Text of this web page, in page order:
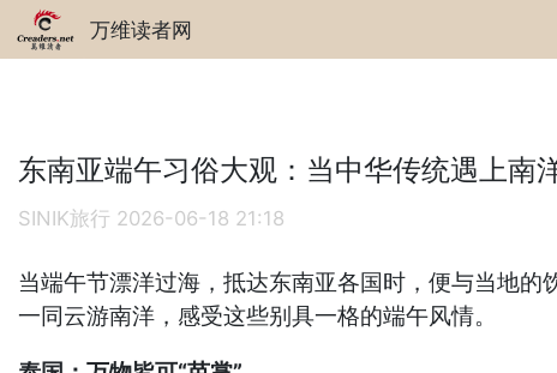
万维读者网
东南亚端午习俗大观：当中华传统遇上南
SINIK旅行 2026-06-18 21:18
当端午节漂洋过海，抵达东南亚各国时，便与当地
一同云游南洋，感受这些别具一格的端午风情。